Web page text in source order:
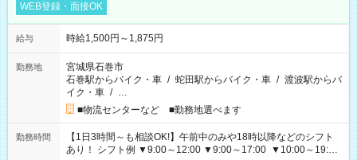
WEB登録・面接OK
給与 時給1,500円～1,875円
勤務地
宮城県石巻市
石巻駅からバイク・車 / 蛇田駅からバイク・車 / 渡波駅からバ
イク・車 / …
■物流センターなど ■勤務地選べます
勤務時間
【1日3時間～も相談OK!】午前中のみや18時以降などのシフト
あり！ シフト例 ▼9:00～12:00 ▼9:00～17:00 ▼10:00～19:00